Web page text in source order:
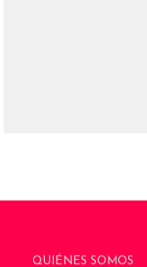
QUIÉNES SOMOS